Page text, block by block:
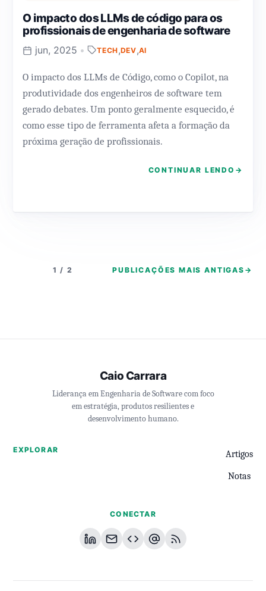
O impacto dos LLMs de código para os
profissionais de engenharia de software
jun, 2025 • TECH,DEV,AI
O impacto dos LLMs de Código, como o Copilot, na
produtividade dos engenheiros de software tem
gerado debates. Um ponto geralmente esquecido, é
como esse tipo de ferramenta afeta a formação da
próxima geração de profissionais.
CONTINUAR LENDO →
1 / 2 PUBLICAÇÕES MAIS ANTIGAS →
Caio Carrara
Liderança em Engenharia de Software com foco
em estratégia, produtos resilientes e
desenvolvimento humano.
EXPLORAR Artigos
Notas
CONECTAR